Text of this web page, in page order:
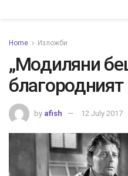
Home Изложби
„Модиляни
благородният
by afish 12 July 2017